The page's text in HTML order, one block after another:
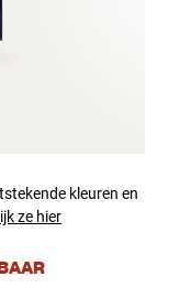
kleuren en
ze hier